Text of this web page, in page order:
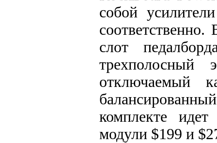
собой
слот
трехполосный
отключаемый
комплекте
модули $199 и